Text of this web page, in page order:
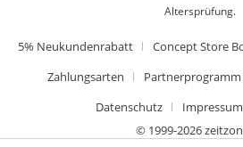
Altersprüfung.
5% Neukundenrabatt Concept Store
Zahlungsarten
Partnerprogramm
Datenschutz
Impressum
© 1999-2026